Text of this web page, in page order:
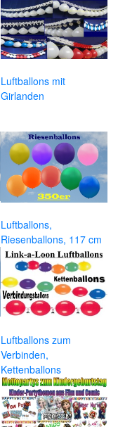
Luftballons mit
Girlanden
Luftballons,
Riesenballons, 117 cm
Luftballons zum
Verbinden,
Kettenballons